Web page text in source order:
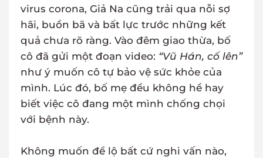
virus corona, Giả Na cũng trải qua nỗi sợ
hãi, buồn bã và bất lực trước những kết
quả chưa rõ ràng. Vào đêm giao thừa, bố
cô đã gửi một đoạn video: “Vũ Hán, cố lên”
như ý muốn cô tự bảo vệ sức khỏe của
mình. Lúc đó, bố mẹ đều không hề hay
biết việc cô đang một mình chống chọi
với bệnh này.
Không muốn để lộ bất cứ nghi vấn nào,